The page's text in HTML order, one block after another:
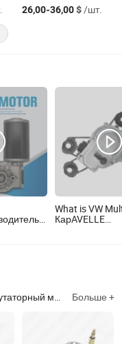
26,00-36,00$/шт.
и
What is VW
КарAVELLE
для намотки моторов, компоненты мотора, сборочная линия моторов Больше +